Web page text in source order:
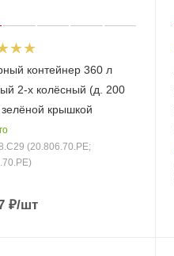
контейнер 360 л
2-х колёсный (д. 200
крышкой
(20.806.70.PE;
₽/шт